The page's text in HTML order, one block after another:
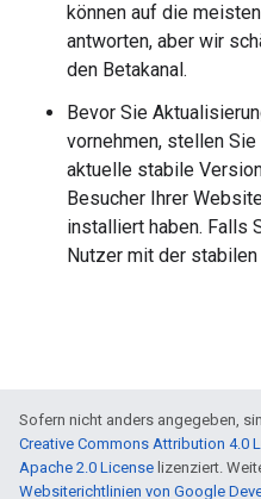
können auf die
antworten, aber wir
den Betakanal.
Bevor Sie
vornehmen, stellen
aktuelle stabile
Besucher Ihrer
installiert haben. Falls
Nutzer mit der
Sofern nicht anders angegeben,
Creative Commons Attribution 4.0
Apache 2.0 License lizenziert.
Websiterichtlinien von Google